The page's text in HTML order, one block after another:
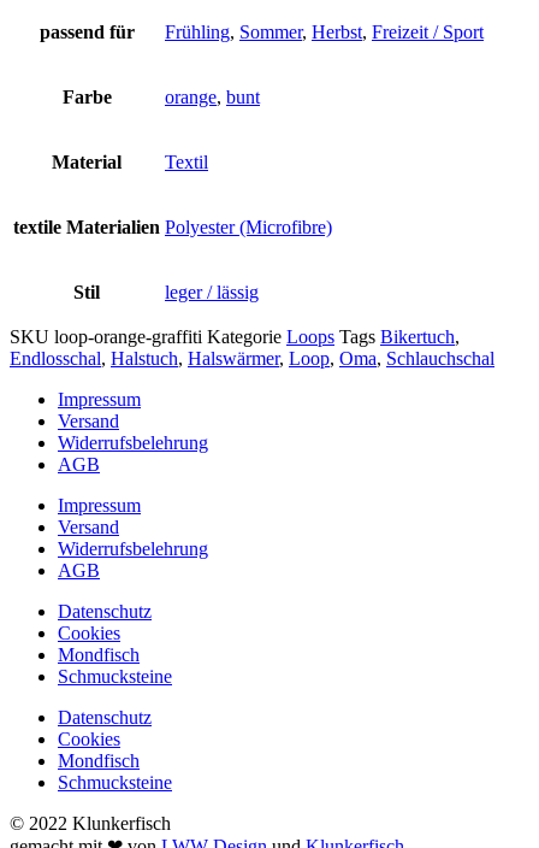
passend für Frühling, Sommer, Herbst, Freizeit / Sport
Farbe orange, bunt
Material Textil
textile Materialien Polyester (Microfibre)
Stil leger / lässig
SKU loop-orange-graffiti Kategorie Loops Tags Bikertuch,
Endlosschal, Halstuch, Halswärmer, Loop, Oma, Schlauchschal
Impressum
Versand
Widerrufsbelehrung
AGB
Impressum
Versand
Widerrufsbelehrung
AGB
Datenschutz
Cookies
Mondfisch
Schmucksteine
Datenschutz
Cookies
Mondfisch
Schmucksteine
© 2022 Klunkerfisch